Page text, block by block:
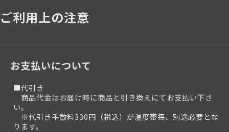
ご利用上の注意
お支払いについて
■代引き
商品代金はお届け時に商品と引き換えにてお支払い下さ
い。
※代引き手数料330円（税込）が温度帯毎、別途必要とな
ります。